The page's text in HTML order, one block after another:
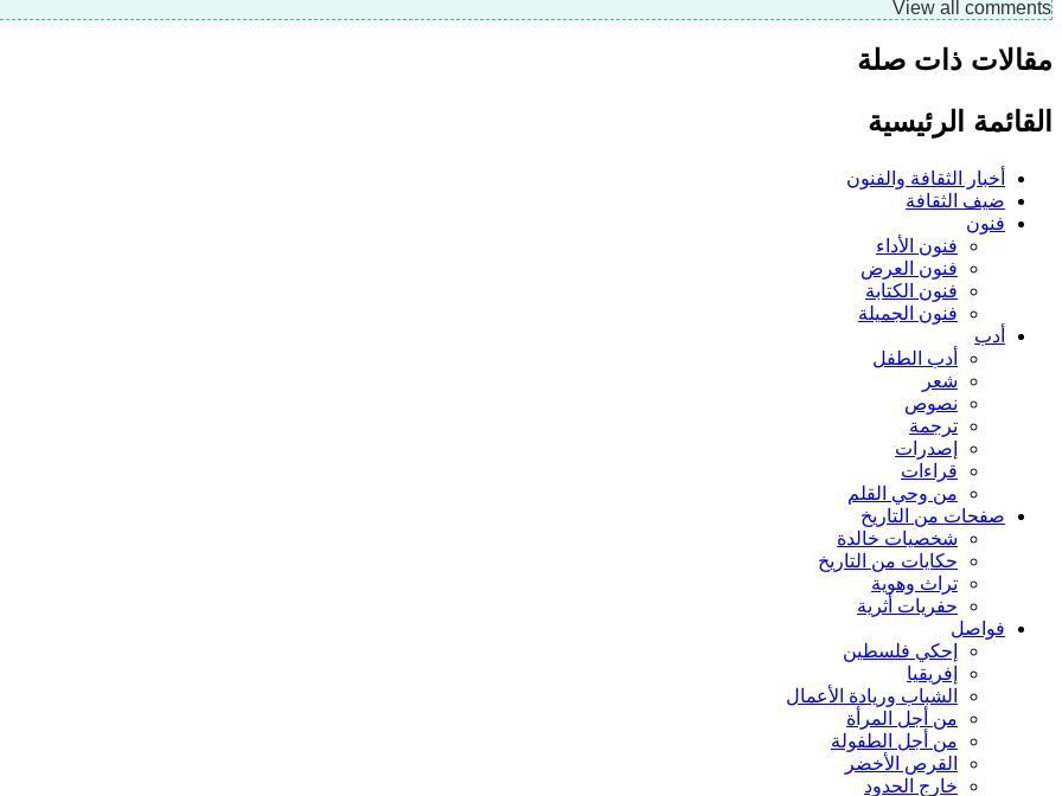
View all comments
مقالات ذات صلة
القائمة الرئيسية
أخبار الثقافة والفنون
ضيف الثقافة
فنون
فنون الأداء
فنون العرض
فنون الكتابة
فنون الجميلة
أدب
أدب الطفل
شعر
نصوص
ترجمة
إصدرات
قراءات
من وحي القلم
صفحات من التاريخ
شخصيات خالدة
حكايات من التاريخ
تراث وهوية
حفريات أثرية
فواصل
إحكي فلسطين
إفريقيا
الشباب وريادة الأعمال
من أجل المرأة
من أجل الطفولة
القرص الأخضر
خارج الحدود